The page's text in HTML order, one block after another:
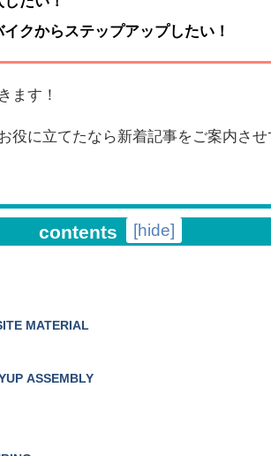
クからステップアップしたい！
ます！
役に立てたなら新着記事をご案内さ
contents [hide]
MATERIAL
ASSEMBLY